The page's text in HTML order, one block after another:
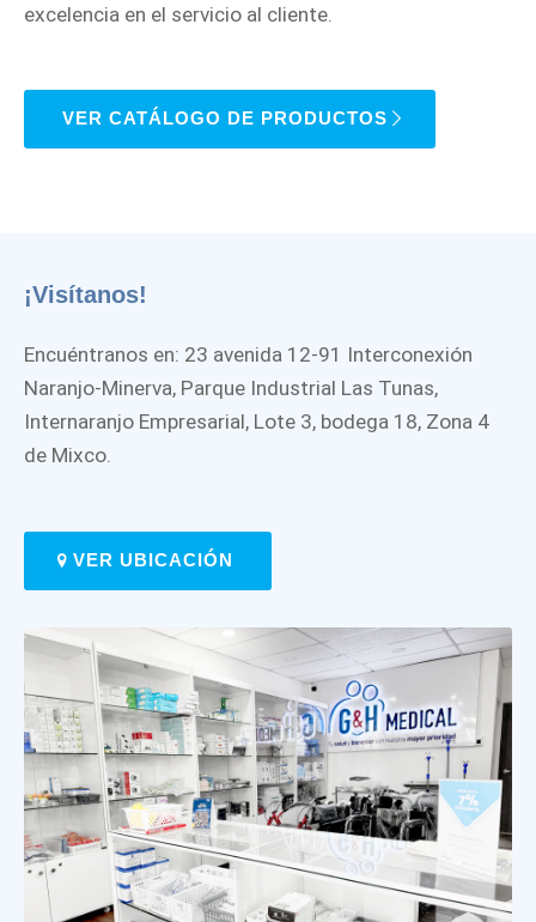
excelencia en el servicio al cliente.
VER CATÁLOGO DE PRODUCTOS
¡Visítanos!
Encuéntranos en: 23 avenida 12-91 Interconexión
Naranjo-Minerva, Parque Industrial Las Tunas,
Internaranjo Empresarial, Lote 3, bodega 18, Zona 4
de Mixco.
VER UBICACIÓN